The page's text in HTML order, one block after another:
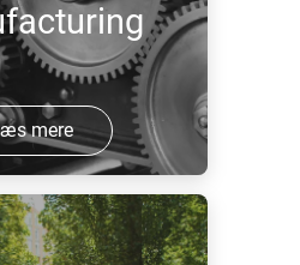
mere